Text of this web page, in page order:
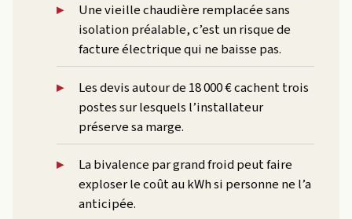
Une vieille chaudière remplacée sans
isolation préalable, c’est un risque de
facture électrique qui ne baisse pas.
Les devis autour de 18 000 € cachent trois
postes sur lesquels l’installateur
préserve sa marge.
La bivalence par grand froid peut faire
exploser le coût au kWh si personne ne l’a
anticipée.